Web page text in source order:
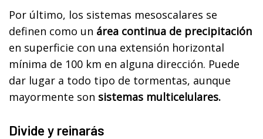
Por último, los sistemas mesoscalares se
definen como un área continua de precipitación
en superficie con una extensión horizontal
mínima de 100 km en alguna dirección. Puede
dar lugar a todo tipo de tormentas, aunque
mayormente son sistemas multicelulares.
Divide y reinarás